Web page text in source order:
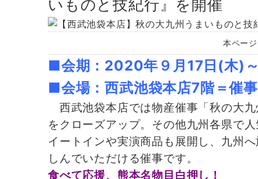
いものと技紀行』を開催
本ペー
■会期：2020年９月17日(木)
■会場：西武池袋本店7階＝催
西武池袋本店では物産催事「秋の大
をクローズアップ。その他九州各県で
イートインや実演商品も展開し、九州
しんでいただける催事です。
食べて応援、熊本名物目白押し！